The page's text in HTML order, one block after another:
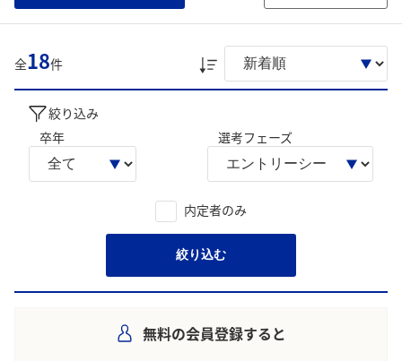
全18件
絞り込み
卒年
選考フェーズ
内定者のみ
絞り込む
無料の会員登録すると